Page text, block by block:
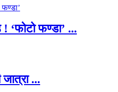
‘फोटो फण्डा’ ...
...